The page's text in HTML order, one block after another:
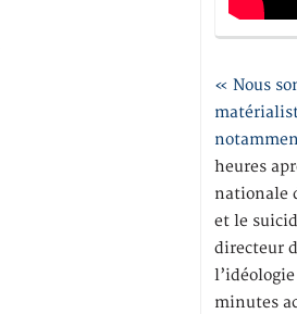
« Nous
heures
nationale
et le
directeur
minutes